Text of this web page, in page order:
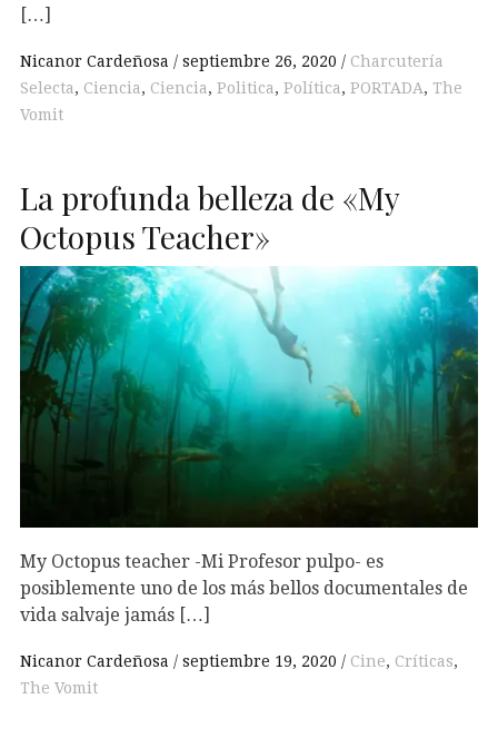
[…]
Nicanor Cardeñosa septiembre 26, 2020
Charcutería
Selecta, Ciencia, Ciencia, Politica, Política, PORTADA, The
Vomit
La profunda belleza de «My
Octopus Teacher»
My Octopus teacher -Mi Profesor pulpo- es
posiblemente uno de los más bellos documentales de
vida salvaje jamás […]
Nicanor Cardeñosa septiembre 19, 2020 Cine, Críticas,
The Vomit